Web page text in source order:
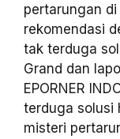
pertarungan
rekomendasi
tak terduga
Grand dan
EPORNER
terduga solusi
misteri